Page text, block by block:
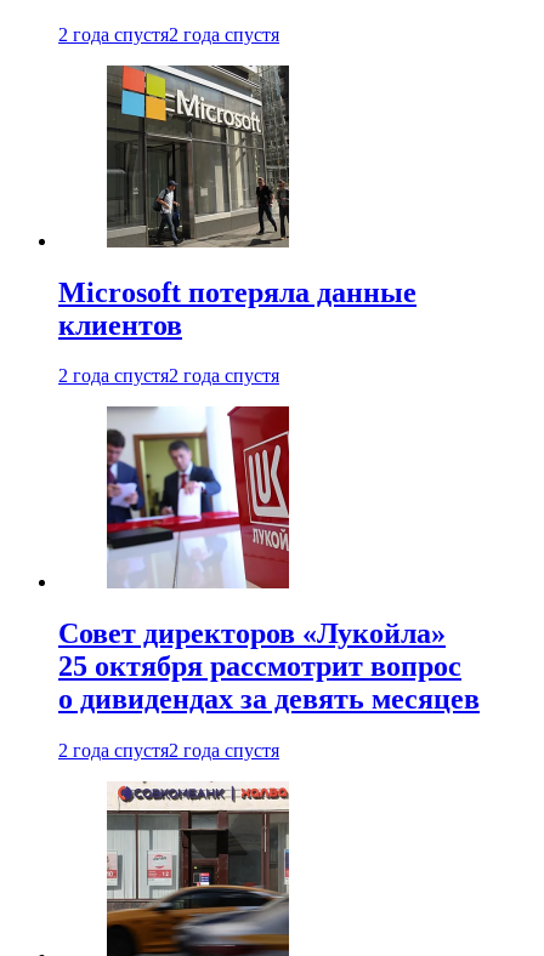
2 года спустя2 года спустя
Microsoft потеряла данные
клиентов
2 года спустя2 года спустя
Совет директоров «Лукойла»
25 октября рассмотрит вопрос
о дивидендах за девять месяцев
2 года спустя2 года спустя